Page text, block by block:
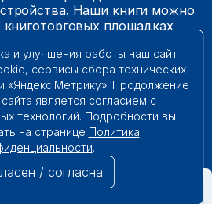
Наши книги можно
книготорговых площадках
защищены.
и улучшения работы наш сайт
сервисы сбора технических
«Яндекс.Метрику». Продолжение
является согласием с
технологий. Подробности вы
на странице Политика
.
/ согласна